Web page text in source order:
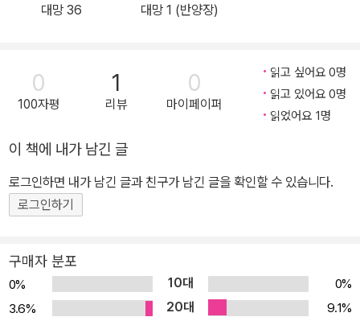
대망 36 대망 1 (반양장)
0
100자평
1
리뷰
0
마이페이퍼
읽고 싶어요 0명
읽고 있어요 0명
읽었어요 1명
이 책에 내가 남긴 글
로그인하면 내가 남긴 글과 친구가 남긴 글을 확인할 수 있습니다.
로그인하기
구매자 분포
0% 10대
0%
3.6%
20대
9.1%